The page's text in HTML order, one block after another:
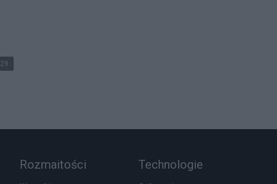
29
Rozmaitości Technologie